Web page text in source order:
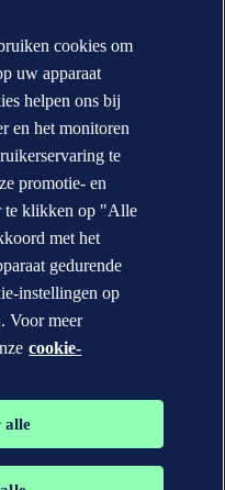
cookies om
uw apparaat
helpen ons bij
en het monitoren
te
promotie- en
te klikken op "Alle
met het
gedurende
instellingen op
Voor meer
cookie-
alle